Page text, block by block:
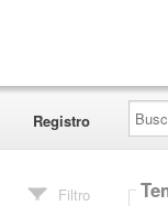
Registro
Filtro